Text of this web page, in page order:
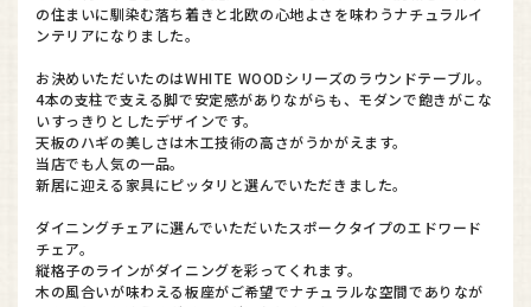
の住まいに馴染む落ち着きと北欧の心地よさを味わうナチュラルイ
ンテリアになりました。
お決めいただいたのはWHITE WOODシリーズのラウンドテーブル。
4本の支柱で支える脚で安定感がありながらも、モダンで飽きがこな
いすっきりとしたデザインです。
天板のハギの美しさは木工技術の高さがうかがえます。
当店でも人気の一品。
新居に迎える家具にピッタリと選んでいただきました。
ダイニングチェアに選んでいただいたスポークタイプのエドワード
チェア。
縦格子のラインがダイニングを彩ってくれます。
木の風合いが味わえる板座がご希望でナチュラルな空間でありなが